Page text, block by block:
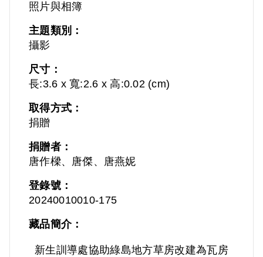
照片與相簿
主題類別：
攝影
尺寸：
長:3.6 x 寬:2.6 x 高:0.02 (cm)
取得方式：
捐贈
捐贈者：
唐作樑、唐傑、唐燕妮
登錄號：
20240010010-175
藏品簡介：
新生訓導處協助綠島地方草房改建為瓦房